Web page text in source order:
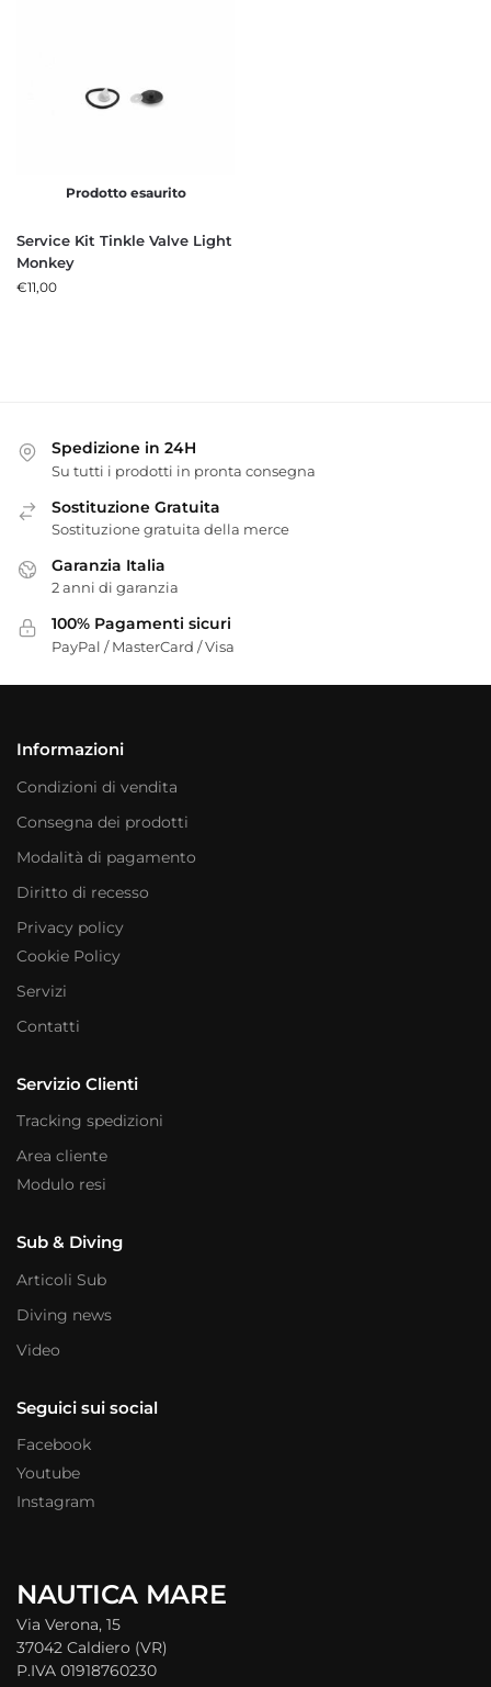
Prodotto esaurito
Service Kit Tinkle Valve Light
Monkey
€11,00
Spedizione in 24H
Su tutti i prodotti in pronta consegna
Sostituzione Gratuita
Sostituzione gratuita della merce
Garanzia Italia
2 anni di garanzia
100% Pagamenti sicuri
PayPal / MasterCard / Visa
Informazioni
Condizioni di vendita
Consegna dei prodotti
Modalità di pagamento
Diritto di recesso
Privacy policy
Cookie Policy
Servizi
Contatti
Servizio Clienti
Tracking spedizioni
Area cliente
Modulo resi
Sub & Diving
Articoli Sub
Diving news
Video
Seguici sui social
Facebook
Youtube
Instagram
NAUTICA MARE
Via Verona, 15
37042 Caldiero (VR)
P.IVA 01918760230